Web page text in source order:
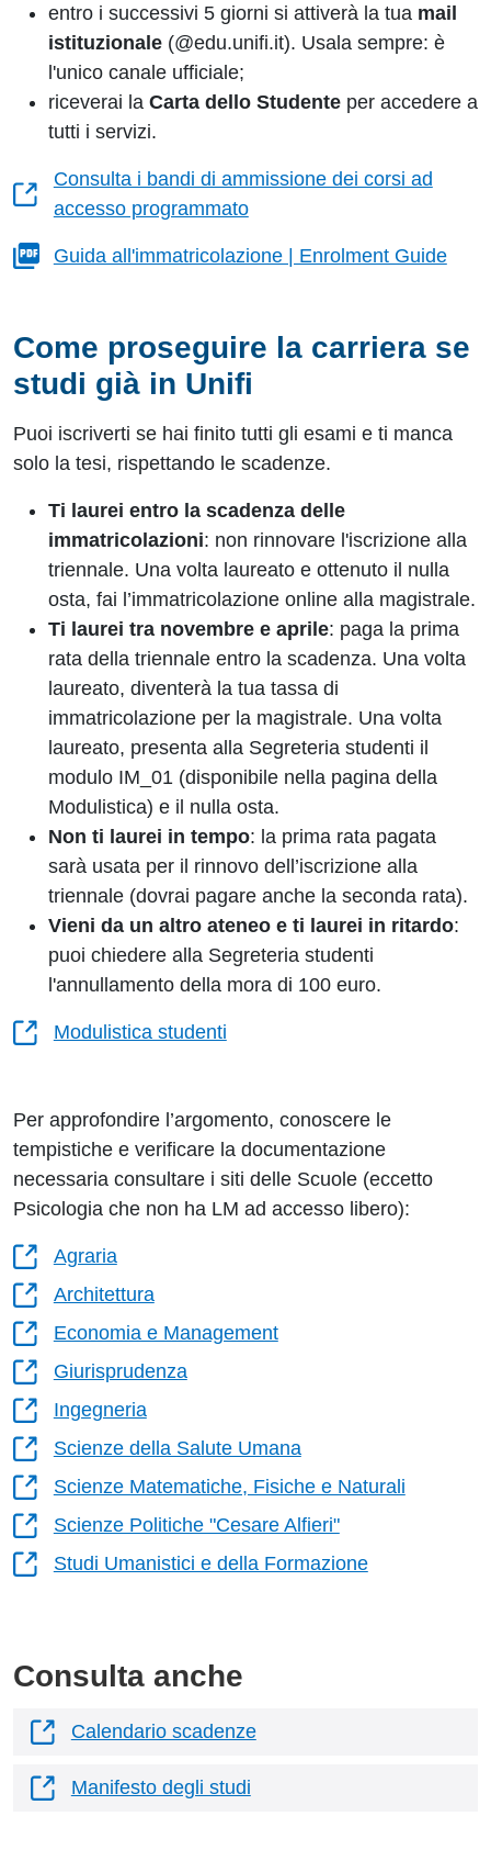
entro i successivi 5 giorni si attiverà la tua mail
istituzionale (@edu.unifi.it). Usala sempre: è
l'unico canale ufficiale;
riceverai la Carta dello Studente per accedere a
tutti i servizi.
Consulta i bandi di ammissione dei corsi ad
accesso programmato
Guida all'immatricolazione | Enrolment Guide
Come proseguire la carriera se
studi già in Unifi
Puoi iscriverti se hai finito tutti gli esami e ti manca
solo la tesi, rispettando le scadenze.
Ti laurei entro la scadenza delle
immatricolazioni: non rinnovare l'iscrizione alla
triennale. Una volta laureato e ottenuto il nulla
osta, fai l’immatricolazione online alla magistrale.
Ti laurei tra novembre e aprile: paga la prima
rata della triennale entro la scadenza. Una volta
laureato, diventerà la tua tassa di
immatricolazione per la magistrale. Una volta
laureato, presenta alla Segreteria studenti il
modulo IM_01 (disponibile nella pagina della
Modulistica) e il nulla osta.
Non ti laurei in tempo: la prima rata pagata
sarà usata per il rinnovo dell’iscrizione alla
triennale (dovrai pagare anche la seconda rata).
Vieni da un altro ateneo e ti laurei in ritardo:
puoi chiedere alla Segreteria studenti
l'annullamento della mora di 100 euro.
Modulistica studenti
Per approfondire l’argomento, conoscere le
tempistiche e verificare la documentazione
necessaria consultare i siti delle Scuole (eccetto
Psicologia che non ha LM ad accesso libero):
Agraria
Architettura
Economia e Management
Giurisprudenza
Ingegneria
Scienze della Salute Umana
Scienze Matematiche, Fisiche e Naturali
Scienze Politiche "Cesare Alfieri"
Studi Umanistici e della Formazione
Consulta anche
Calendario scadenze
Manifesto degli studi